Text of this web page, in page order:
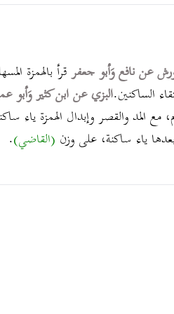
عن نافع وَأبو جعفرقرأ بالهمزة
الساكنين.البزي عن ابن كثير وَأبو
المد والقصر وإبدال الهمزة ياء
ياء ساكنة، على وزن (القاضي).